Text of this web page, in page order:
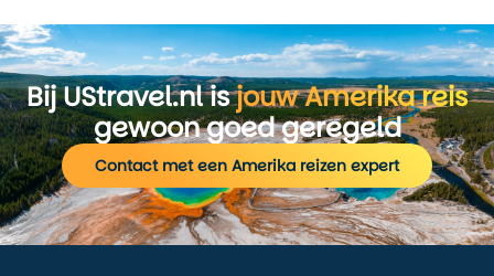
Bij UStravel.nl isjouw Amerika reis
gewoon goed geregeld
Contact met een Amerika reizen expert